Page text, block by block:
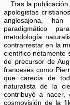
Tras la
apologistas
anglosajona,
paradigmático
metodología
contrarrestar en la
científico netamente
de precursor de
franceses como
que carecía de
naturalista de la
contribuyó a nacer,
cosmovisión de la